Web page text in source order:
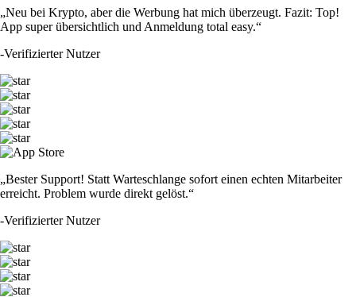
„Neu bei Krypto, aber die Werbung hat mich überzeugt. Fazit: Top!
App super übersichtlich und Anmeldung total easy.“
-Verifizierter Nutzer
„Bester Support! Statt Warteschlange sofort einen echten Mitarbeiter
erreicht. Problem wurde direkt gelöst.“
-Verifizierter Nutzer